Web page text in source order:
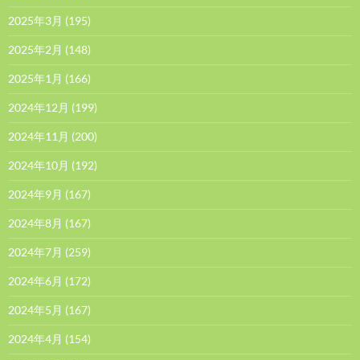
2025年3月 (195)
2025年2月 (148)
2025年1月 (166)
2024年12月 (199)
2024年11月 (200)
2024年10月 (192)
2024年9月 (167)
2024年8月 (167)
2024年7月 (259)
2024年6月 (172)
2024年5月 (167)
2024年4月 (154)